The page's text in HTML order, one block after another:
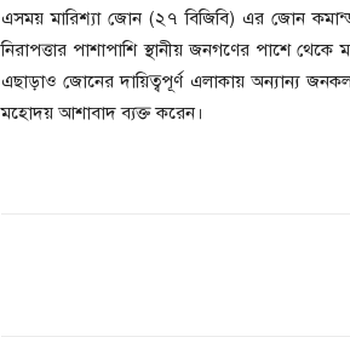
এসময় মারিশ্যা জোন (২৭ বিজিবি) এর জোন
নিরাপত্তার পাশাপাশি স্থানীয় জনগণের পাশে
এছাড়াও জোনের দায়িত্বপূর্ণ এলাকায় অন্যান্য
মহোদয় আশাবাদ ব্যক্ত করেন।